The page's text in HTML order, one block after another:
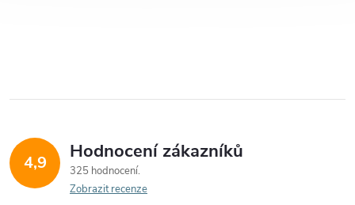
4,9 Hodnocení zákazníků
325 hodnocení
Zobrazit recenze